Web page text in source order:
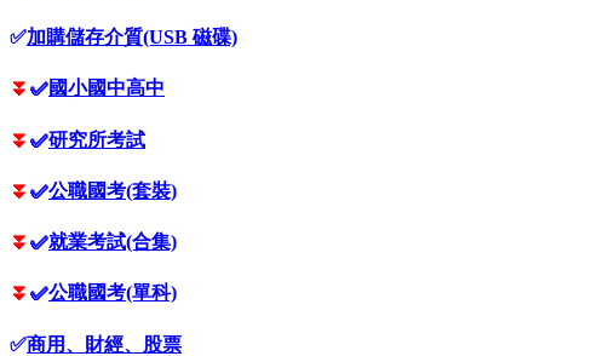
✅加購儲存介質(USB 磁碟)
⏬ ✅國小國中高中
⏬ ✅研究所考試
⏬ ✅公職國考(套裝)
⏬ ✅就業考試(合集)
⏬ ✅公職國考(單科)
✅商用、財經、股票